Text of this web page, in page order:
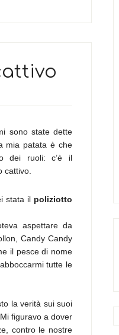
sono state dette
mia patata è che
dei ruoli: c’è il
cattivo.
stata il poliziotto
aspettare da
Candy Candy
il pesce di nome
tutte le
la verità sui suoi
figuravo a dover
contro le nostre